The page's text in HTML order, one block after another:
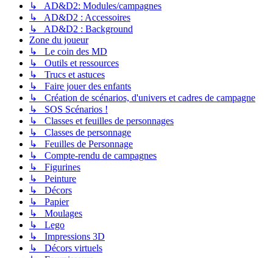
↳ AD&D2: Modules/campagnes
↳ AD&D2 : Accessoires
↳ AD&D2 : Background
Zone du joueur
↳ Le coin des MD
↳ Outils et ressources
↳ Trucs et astuces
↳ Faire jouer des enfants
↳ Création de scénarios, d'univers et cadres de campagne
↳ SOS Scénarios !
↳ Classes et feuilles de personnages
↳ Classes de personnage
↳ Feuilles de Personnage
↳ Compte-rendu de campagnes
↳ Figurines
↳ Peinture
↳ Décors
↳ Papier
↳ Moulages
↳ Lego
↳ Impressions 3D
↳ Décors virtuels